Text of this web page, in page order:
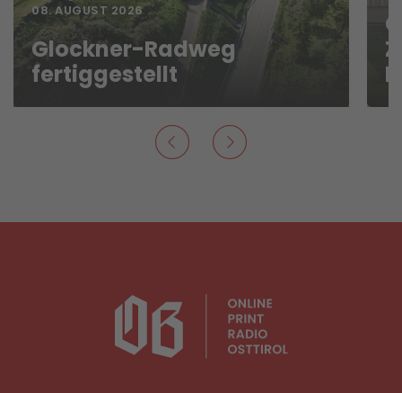
08. AUGUST 2026
Glockner-Radweg
fertiggestellt